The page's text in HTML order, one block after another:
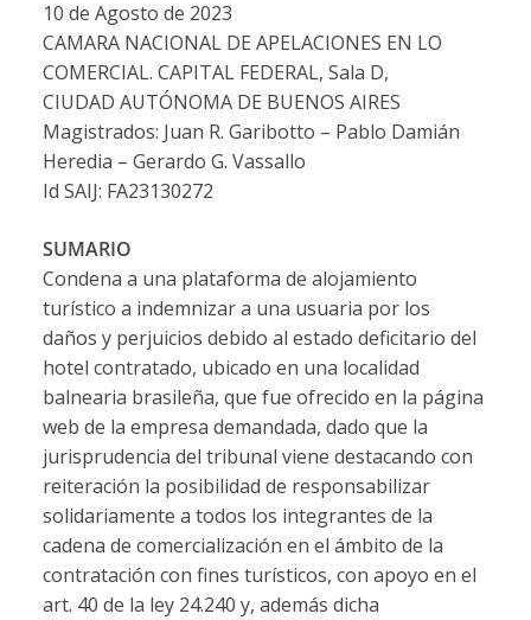
10 de Agosto de 2023
CAMARA NACIONAL DE APELACIONES EN LO
COMERCIAL. CAPITAL FEDERAL, Sala D,
CIUDAD AUTÓNOMA DE BUENOS AIRES
Magistrados: Juan R. Garibotto – Pablo Damián
Heredia – Gerardo G. Vassallo
Id SAIJ: FA23130272
SUMARIO
Condena a una plataforma de alojamiento
turístico a indemnizar a una usuaria por los
daños y perjuicios debido al estado deficitario del
hotel contratado, ubicado en una localidad
balnearia brasileña, que fue ofrecido en la página
web de la empresa demandada, dado que la
jurisprudencia del tribunal viene destacando con
reiteración la posibilidad de responsabilizar
solidariamente a todos los integrantes de la
cadena de comercialización en el ámbito de la
contratación con fines turísticos, con apoyo en el
art. 40 de la ley 24.240 y, además dicha